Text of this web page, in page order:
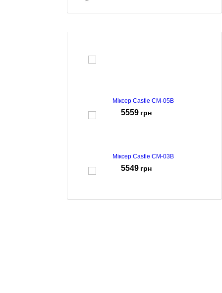
Міксер Castle CM-05B
5559 грн
Міксер Castle CM-03B
5549 грн